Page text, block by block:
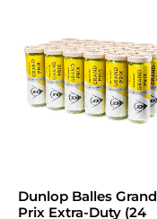
Dunlop Balles Grand
Prix Extra-Duty (24